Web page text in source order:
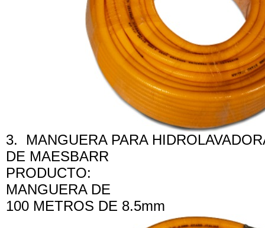
3. MANGUERA PARA
DE MAESBARR
PRODUCTO:
MANGUERA DE
100 METROS DE 8.5mm